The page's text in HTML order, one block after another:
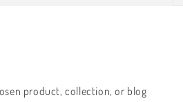
product, collection, or blog